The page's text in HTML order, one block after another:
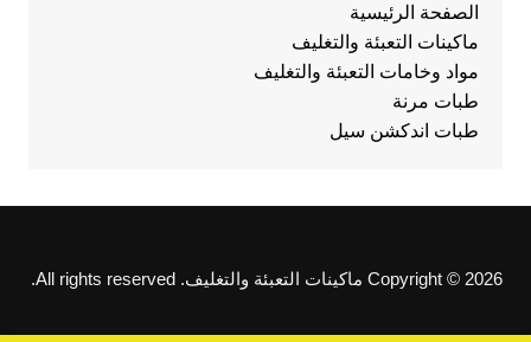
الصفحة الرئيسية
ماكينات التعبئة والتغليف
مواد وخامات التعبئة والتغليف
طبات مرنة
طبات اندكشن سيل
Copyright © 2026 ماكينات التعبئة والتغليف. All rights reserved.